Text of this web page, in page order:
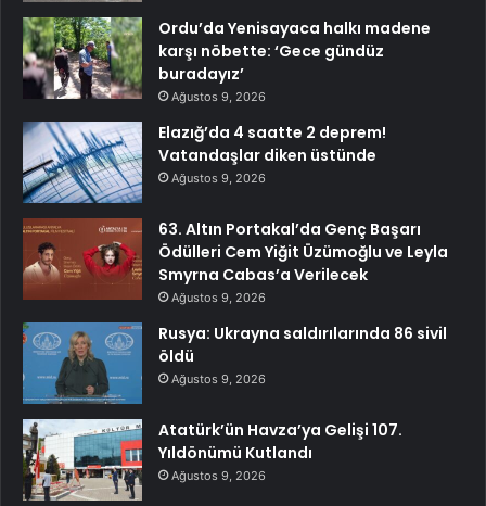
Ordu’da Yenisayaca halkı madene
karşı nöbette: ‘Gece gündüz
buradayız’
Ağustos 9, 2026
Elazığ’da 4 saatte 2 deprem!
Vatandaşlar diken üstünde
Ağustos 9, 2026
63. Altın Portakal’da Genç Başarı
Ödülleri Cem Yiğit Üzümoğlu ve Leyla
Smyrna Cabas’a Verilecek
Ağustos 9, 2026
Rusya: Ukrayna saldırılarında 86 sivil
öldü
Ağustos 9, 2026
Atatürk’ün Havza’ya Gelişi 107.
Yıldönümü Kutlandı
Ağustos 9, 2026